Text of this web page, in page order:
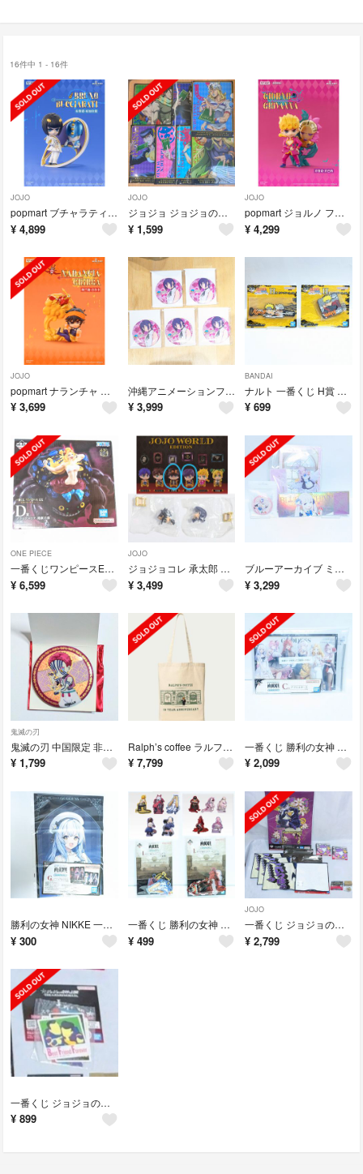
16件中 1 - 16件
JOJO
popmart ブチャラティ フィギュア ジョジョの奇妙な冒険 黄金の風
¥ 4,899
JOJO
ジョジョ ジョジョの奇妙な冒険 クリアファイル ファミマ 8枚セット コンプ
¥ 1,599
JOJO
popmart ジョルノ フィギュア ジョジョの奇妙な冒険 黄金の風 中国
¥ 4,299
JOJO
popmart ナランチャ フィギュア ジョジョの奇妙な冒険 黄金の風 中国
¥ 3,699
沖縄アニメーションフェスティバル 沖縄限定 チェンソーマン レゼ 缶バッジ 5個
¥ 3,999
BANDAI
ナルト 一番くじ H賞 ラバーアソート 2個セット NARUT
¥ 699
ONE PIECE
一番くじワンピースEX －悪魔を宿す者達vol.3－D賞ブラックマリア魂豪示像
¥ 6,599
JOJO
ジョジョコレ 承太郎 仗助 セット ジョジョの奇妙な冒険 フィギュア カプセル
¥ 3,499
ブルーアーカイブ ミカ アクリルスタンド 缶バッジ チケット 同人グッズ
¥ 3,299
鬼滅の刃
鬼滅の刃 中国限定 非遺 缶バッジ 猗窩座 65mm
¥ 1,799
Ralph’s coffee ラルフズコーヒー 10周年アニバーサリートート
¥ 7,799
一番くじ 勝利の女神 NIKKE CHAPTER6 C賞 アクリルボード
¥ 2,099
勝利の女神 NIKKE 一番くじ G賞 ビジュアルクロス スノーホワイト
¥ 300
一番くじ 勝利の女神 NIKKE CHAPTER6 I賞 背中で魅せるステッカー
¥ 499
JOJO
一番くじ ジョジョの奇妙な冒険 東方仗助 I賞 K賞 J賞 H賞 セット まとめ
¥ 2,799
一番くじ ジョジョの奇妙な冒険 東方仗助 L賞 ステッカー
¥ 899